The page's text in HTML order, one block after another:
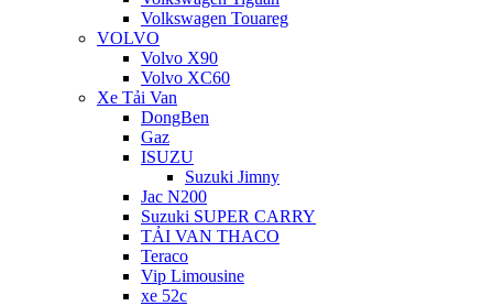
Volkswagen Touareg
VOLVO
Volvo X90
Volvo XC60
Xe Tải Van
DongBen
Gaz
ISUZU
Suzuki Jimny
Jac N200
Suzuki SUPER CARRY
TẢI VAN THACO
Teraco
Vip Limousine
xe 52c